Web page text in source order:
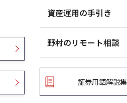
資産運用の手引き
野村のリモート相談
証券用語解説集